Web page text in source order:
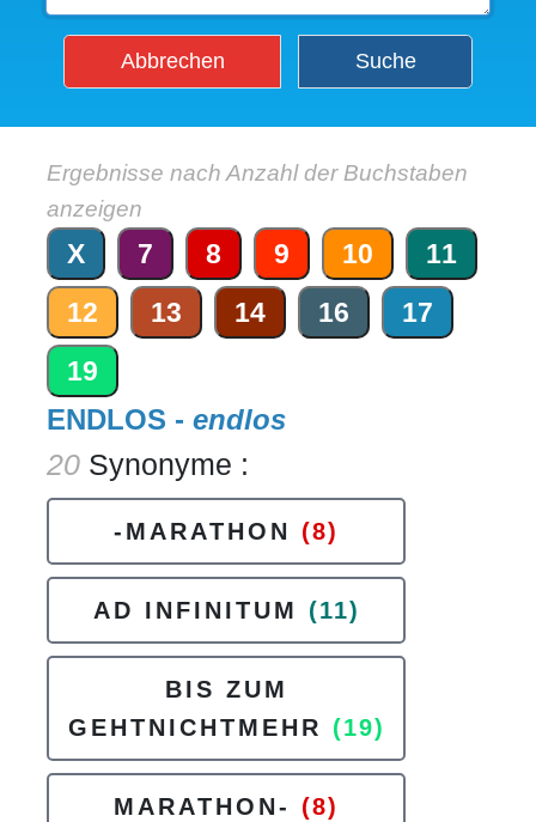
Abbrechen Suche
Ergebnisse nach Anzahl der Buchstaben
anzeigen
X 7 8 9 10
11
12
13 14 16
17
19
ENDLOS - endlos
20 Synonyme :
-MARATHON (8)
AD INFINITUM (11)
BIS ZUM
GEHTNICHTMEHR (19)
MARATHON- (8)